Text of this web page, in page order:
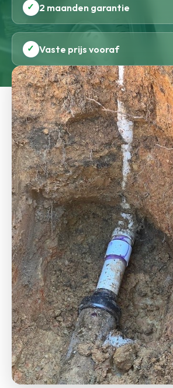
✓ 2 maanden garantie
✓ Vaste prijs vooraf